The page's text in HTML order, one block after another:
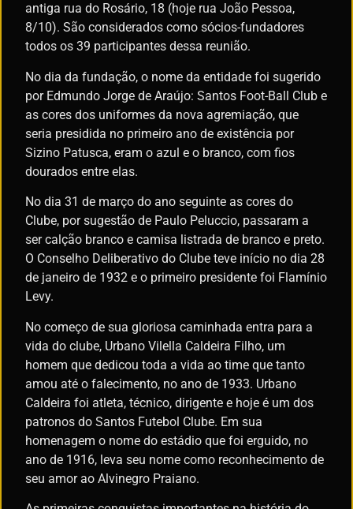
antiga rua do Rosário, 18 (hoje rua João Pessoa,
8/10). São considerados como sócios-fundadores
todos os 39 participantes dessa reunião.
No dia da fundação, o nome da entidade foi sugerido
por Edmundo Jorge de Araújo: Santos Foot-Ball Club e
as cores dos uniformes da nova agremiação, que
seria presidida no primeiro ano de existência por
Sizino Patusca, eram o azul e o branco, com fios
dourados entre elas.
No dia 31 de março do ano seguinte as cores do
Clube, por sugestão de Paulo Peluccio, passaram a
ser calção branco e camisa listrada de branco e preto.
O Conselho Deliberativo do Clube teve início no dia 28
de janeiro de 1932 e o primeiro presidente foi Flamínio
Levy.
No começo de sua gloriosa caminhada entra para a
vida do clube, Urbano Vilella Caldeira Filho, um
homem que dedicou toda a vida ao time que tanto
amou até o falecimento, no ano de 1933. Urbano
Caldeira foi atleta, técnico, dirigente e hoje é um dos
patronos do Santos Futebol Clube. Em sua
homenagem o nome do estádio que foi erguido, no
ano de 1916, leva seu nome como reconhecimento de
seu amor ao Alvinegro Praiano.